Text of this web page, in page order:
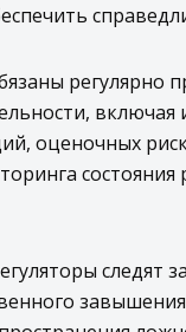
регулярно
оценочных
состояния
следят